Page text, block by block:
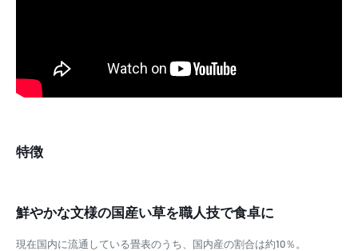
特徴
鮮やかな文様の国産い草を職人技で食卓に
現在国内に流通している畳表のうち、国内産の割合は約10％。